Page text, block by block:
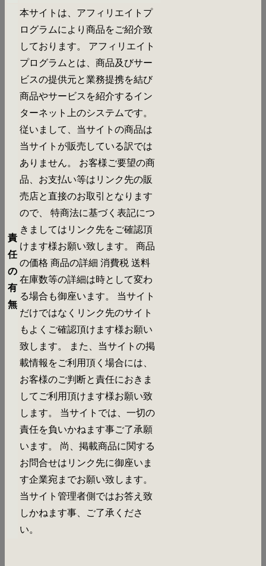
責
任
の
有
無
本サイトは、アフィリエイトプ
ログラムにより商品をご紹介致
しております。 アフィリエイト
プログラムとは、商品及びサー
ビスの提供元と業務提携を結び
商品やサービスを紹介するイン
ターネット上のシステムです。
従いまして、当サイトの商品は
当サイトが販売している訳では
ありません。 お客様ご要望の商
品、お支払い等はリンク先の販
売店と直接のお取引となります
ので、 特商法に基づく表記につ
きましてはリンク先をご確認頂
けます様お願い致します。 商品
の価格 商品の詳細 消費税 送料
在庫数等の詳細は時として変わ
る場合も御座います。 当サイト
だけではなくリンク先のサイト
もよくご確認頂けます様お願い
致します。 また、当サイトの掲
載情報をご利用頂く場合には、
お客様のご判断と責任におきま
してご利用頂けます様お願い致
します。 当サイトでは、一切の
責任を負いかねます事ご了承願
います。 尚、掲載商品に関する
お問合せはリンク先に御座いま
す企業宛までお願い致します。
当サイト管理者側ではお答え致
しかねます事、ご了承くださ
い。